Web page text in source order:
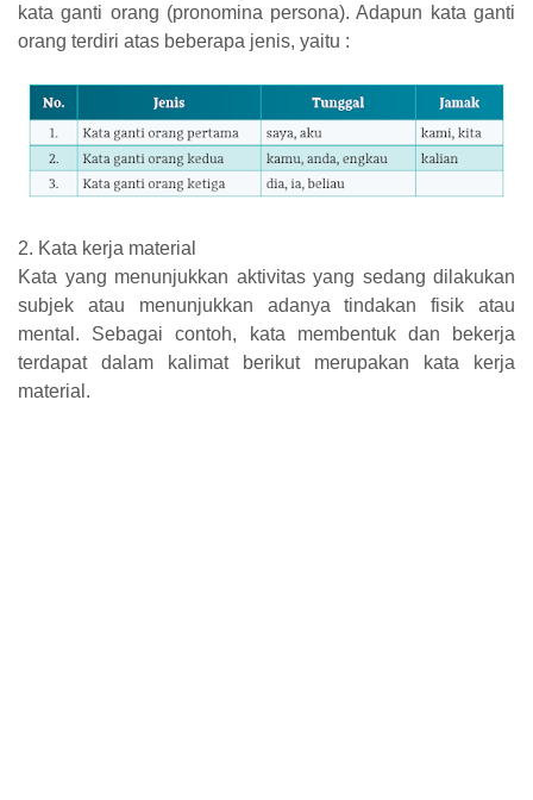
kata ganti orang (pronomina persona). Adapun kata ganti
orang terdiri atas beberapa jenis, yaitu :
2. Kata kerja material
Kata yang menunjukkan aktivitas yang sedang dilakukan
subjek atau menunjukkan adanya tindakan fisik atau
mental. Sebagai contoh, kata membentuk dan bekerja
terdapat dalam kalimat berikut merupakan kata kerja
material.